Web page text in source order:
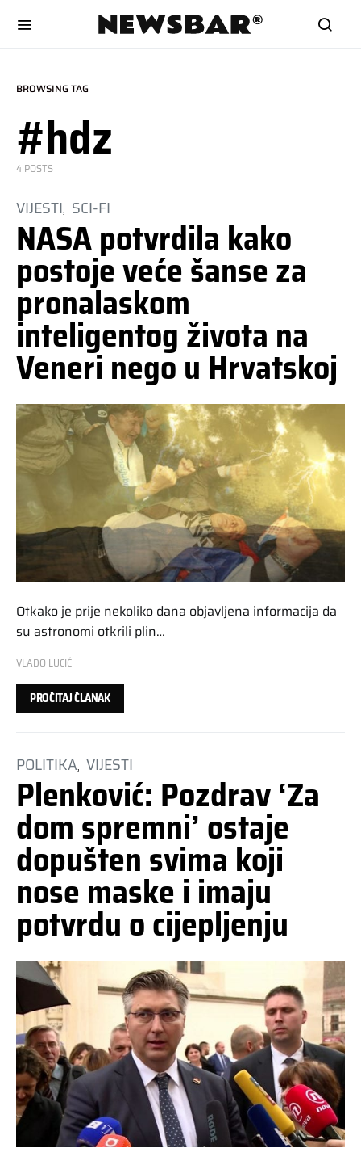
BROWSING TAG
#hdz
4 POSTS
VIJESTI SCI-FI
NASA potvrdila kako
postoje veće šanse za
pronalaskom
inteligentog života na
Veneri nego u Hrvatskoj
Otkako je prije nekoliko dana objavljena informacija da
su astronomi otkrili plin…
VLADO LUCIĆ
PROČITAJ ČLANAK
POLITIKA VIJESTI
Plenković: Pozdrav ‘Za
dom spremni’ ostaje
dopušten svima koji
nose maske i imaju
potvrdu o cijepljenju